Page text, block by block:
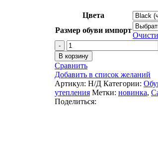
Цвета
Размер обуви импорт
Количество
товара
Сапоги
Remington
Bream
black
В корзину
Сравнить
Добавить в список желаний
Артикул: Н/Д Категории:
утепления Метки: новинка,
Поделиться: